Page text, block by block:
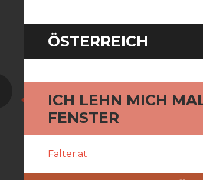
ÖSTERREICH
ICH LEHN MICH
FENSTER
Standard
Falter.at